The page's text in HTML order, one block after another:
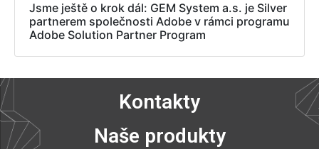
Jsme ještě o krok dál: GEM System a.s. je Silver
partnerem společnosti Adobe v rámci programu
Adobe Solution Partner Program
Kontakty
Naše produkty